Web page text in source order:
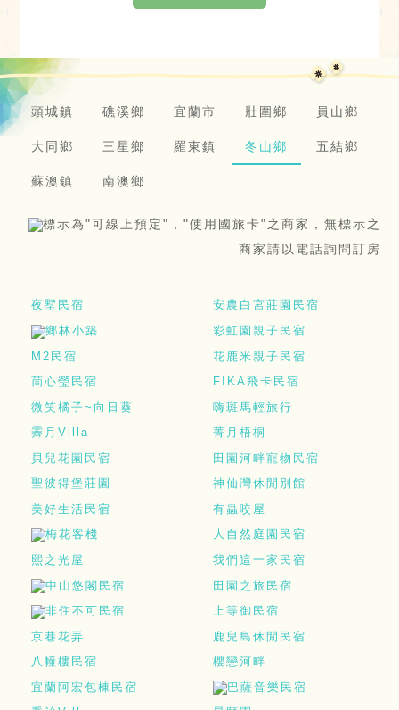
頭城鎮 礁溪鄉 宜蘭市 壯圍鄉 員山鄉
大同鄉 三星鄉 羅東鎮 冬山鄉 五結鄉
蘇澳鎮 南澳鄉
標示為"可線上預定"，"使用國旅卡"之商家，無標示之
商家請以電話詢問訂房
夜墅民宿
安農白宮莊園民宿
鄉林小築
彩虹園親子民宿
M2民宿
花鹿米親子民宿
茼心瑩民宿
FIKA飛卡民宿
微笑橘子~向日葵
嗨斑馬輕旅行
霽月Villa
菁月梧桐
貝兒花園民宿
田園河畔寵物民宿
聖彼得堡莊園
神仙灣休閒別館
美好生活民宿
有蟲咬屋
梅花客棧
大自然庭園民宿
熙之光屋
我們這一家民宿
中山悠閣民宿
田園之旅民宿
非住不可民宿
上等御民宿
京巷花弄
鹿兒島休閒民宿
八幢樓民宿
櫻戀河畔
宜蘭阿宏包棟民宿
巴薩音樂民宿